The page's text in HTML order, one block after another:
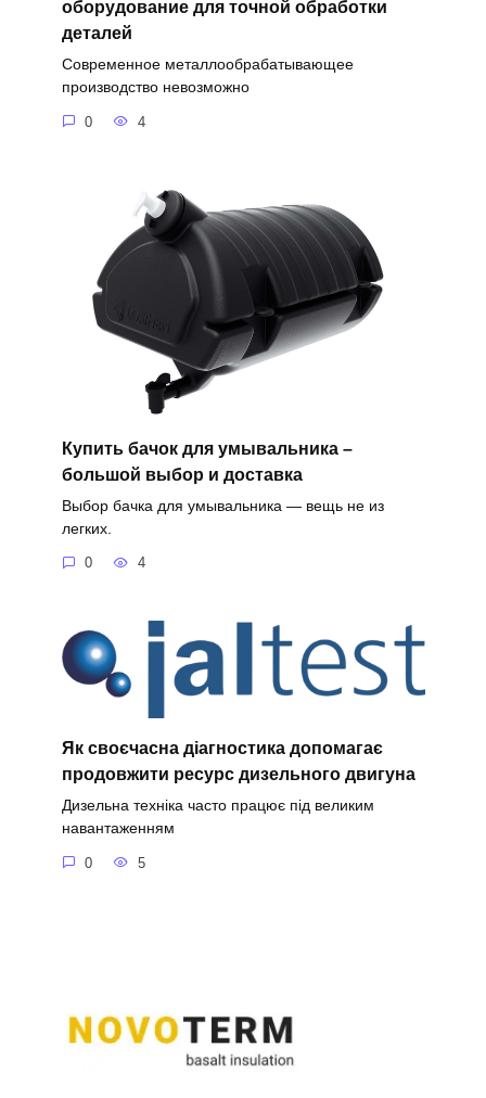
оборудование для точной обработки
деталей
Современное металлообрабатывающее
производство невозможно
0 4
Купить бачок для умывальника –
большой выбор и доставка
Выбор бачка для умывальника — вещь не из
легких.
0 4
Як своєчасна діагностика допомагає
продовжити ресурс дизельного двигуна
Дизельна техніка часто працює під великим
навантаженням
0 5